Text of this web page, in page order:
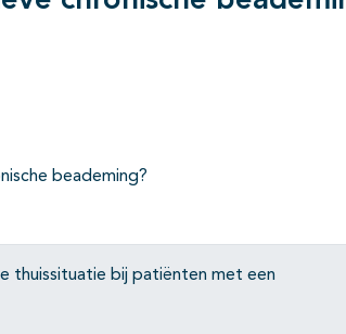
beademing?
thuissituatie bij patiënten met een